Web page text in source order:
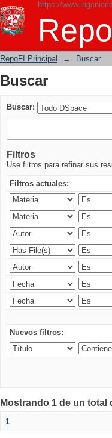
https://
Buscar
RepoFI Principal → Buscar
Buscar
Buscar:
Filtros
Use filtros para refinar sus
Filtros actuales:
Nuevos filtros:
Mostrando 1 de un total
1